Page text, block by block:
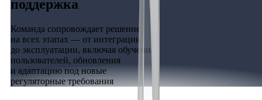
поддержка
Команда сопровождает решение
на всех этапах — от интеграции
до эксплуатации, включая обучение
пользователей, обновления
и адаптацию под новые
регуляторные требования